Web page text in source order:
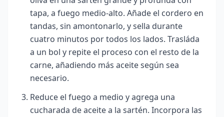
tapa, a fuego medio-alto. Añade el cordero en
tandas, sin amontonarlo, y sella durante
cuatro minutos por todos los lados. Trasláda
a un bol y repite el proceso con el resto de la
carne, añadiendo más aceite según sea
necesario.
Reduce el fuego a medio y agrega una
cucharada de aceite a la sartén. Incorpora las